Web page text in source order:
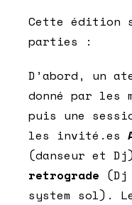
Cette édition
parties :
D’abord, un
donné par les
puis une
les invité.es
(danseur et
retrograde (Dj
system sol).